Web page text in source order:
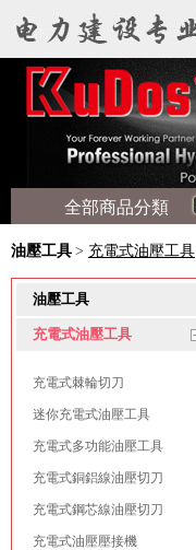
全部商品分類
油壓工具 > 充電式油壓工具
油壓工具
充電式油壓工具
充電式棘輪切刀
迷你充電式油壓工具
充電式多功能油壓工具
充電式銅鋁線油壓切刀
充電式鋼芯線油壓切刀
充電式油壓壓接機